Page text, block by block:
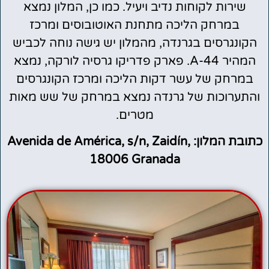
שירות לקוחות נדיב ויעיל. כמו כן, המלון נמצא
במרחק הליכה מתחנת האוטובוסים ומרכז
הקונגרסים בגרנדה, מהמלון יש גישה נוחה לכביש
המהיר A-44. פארק פדריקו גרסיה לורקה, נמצא
במרחק של עשר דקות הליכה ומרכז הקונגרסים
והתערוכות של גרנדה נמצא במרחק של שש מאות
מטרים.
כתובת המלון: Avenida de América, s/n, Zaidín,
18006 Granada